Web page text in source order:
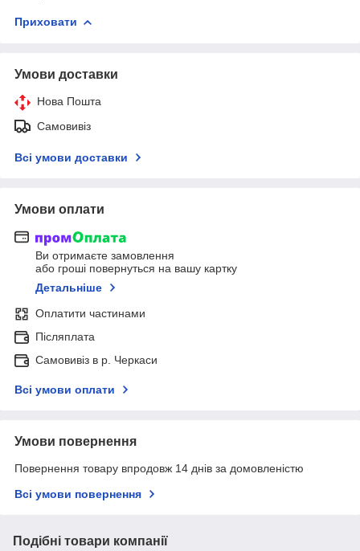
Приховати
Умови доставки
Нова Пошта
Самовивіз
Всі умови доставки
Умови оплати
Ви отримаєте замовлення
або гроші повернуться на вашу картку
Детальніше
Оплатити частинами
Післяплата
Самовивіз в р. Черкаси
Всі умови оплати
Умови повернення
Повернення товару впродовж 14 днів за домовленістю
Всі умови повернення
Подібні товари компанії